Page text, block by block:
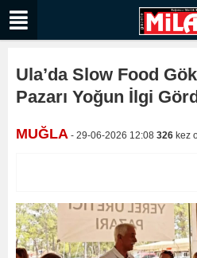
Ula’da Slow Food
Pazarı Yoğun İlgi
MUĞLA - 29-06-2026 12:08 326 kez